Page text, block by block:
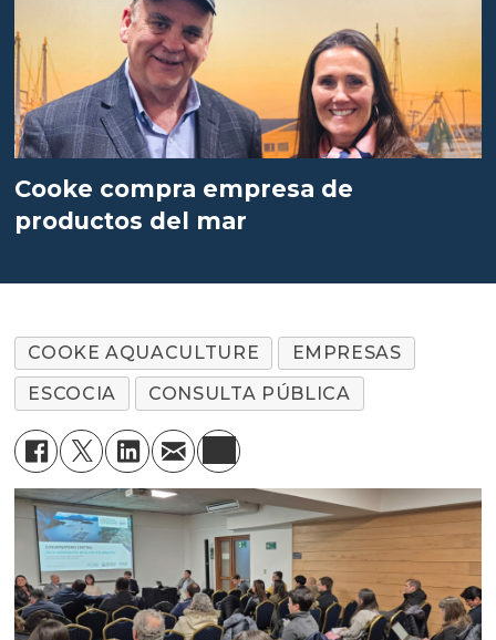
Cooke compra empresa de
productos del mar
COOKE AQUACULTURE
EMPRESAS
ESCOCIA
CONSULTA PÚBLICA